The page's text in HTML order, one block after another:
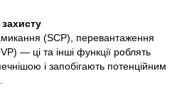
захисту
(SCP), перевантаження
— ці та інші функції роблять
і запобігають потенційним